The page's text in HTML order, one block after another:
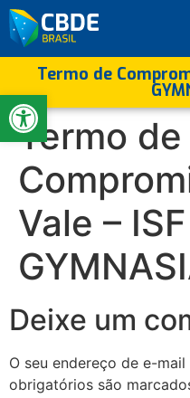
Abrir a
Termo de
Termo de
Vale –
Deixe um
O seu endereço de e-
obrigatórios são